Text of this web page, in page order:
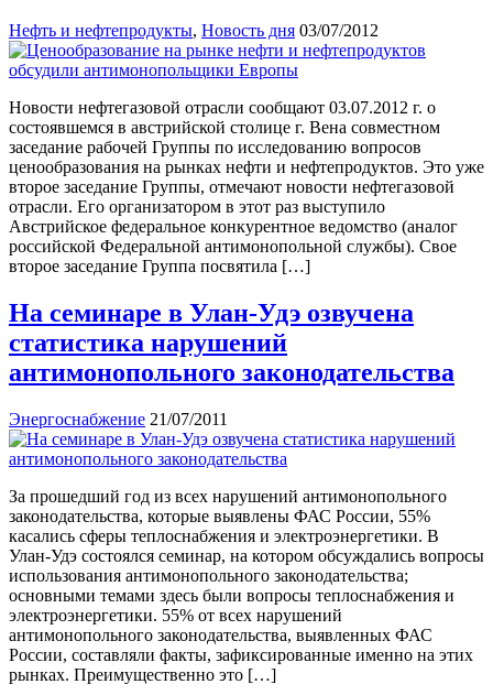
Нефть и нефтепродукты, Новость дня 03/07/2012
Новости нефтегазовой отрасли сообщают 03.07.2012 г. о
состоявшемся в австрийской столице г. Вена совместном
заседание рабочей Группы по исследованию вопросов
ценообразования на рынках нефти и нефтепродуктов. Это уже
второе заседание Группы, отмечают новости нефтегазовой
отрасли. Его организатором в этот раз выступило
Австрийское федеральное конкурентное ведомство (аналог
российской Федеральной антимонопольной службы). Свое
второе заседание Группа посвятила […]
На семинаре в Улан-Удэ озвучена
статистика нарушений
антимонопольного законодательства
Энергоснабжение 21/07/2011
За прошедший год из всех нарушений антимонопольного
законодательства, которые выявлены ФАС России, 55%
касались сферы теплоснабжения и электроэнергетики. В
Улан-Удэ состоялся семинар, на котором обсуждались вопросы
использования антимонопольного законодательства;
основными темами здесь были вопросы теплоснабжения и
электроэнергетики. 55% от всех нарушений
антимонопольного законодательства, выявленных ФАС
России, составляли факты, зафиксированные именно на этих
рынках. Преимущественно это […]